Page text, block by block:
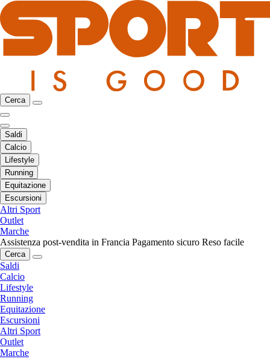
Cerca
Saldi
Calcio
Lifestyle
Running
Equitazione
Escursioni
Altri Sport
Outlet
Marche
Assistenza post-vendita in Francia Pagamento sicuro Reso facile
Cerca
Saldi
Calcio
Lifestyle
Running
Equitazione
Escursioni
Altri Sport
Outlet
Marche